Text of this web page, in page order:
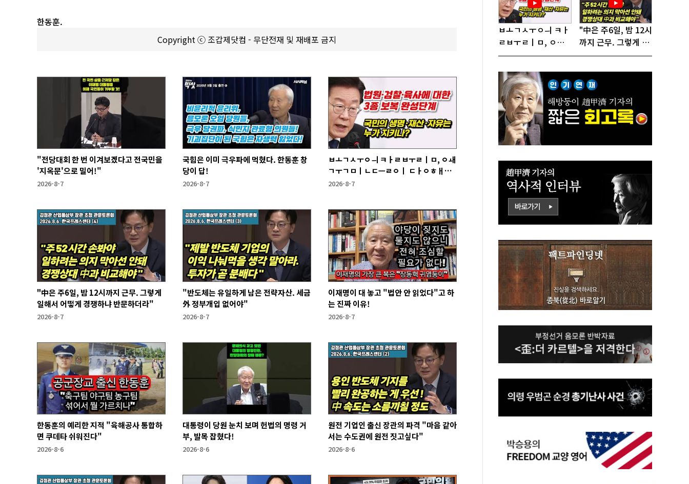
한동훈.
Copyright ⓒ 조갑제닷컴 - 무단전재 및 재배포 금지
"전당대회 한 번 이겨보겠다고 전국민을
'지옥문'으로 밀어!"
2026-8-7
국힘은 이미 극우파에 먹혔다. 한동훈 창
당이 답!
2026-8-7
ㅂㅗㄱㅅㅜㅇㅢ ㅋㅏㄹㅂㅜㄹㅣㅁ, ㅇㅙ
ㄱㅜㄱㅁㅣㄴㄷㅡㄹㅇㅣ ㄷㅏㅇㅎㅐㅇ
ㅑ ㅎㅏㄴㅏ?
2026-8-7
"中은 주6일, 밤 12시까지 근무. 그렇게
일해서 어떻게 경쟁하냐 반문하더라"
2026-8-7
"반도체는 유일하게 남은 전략자산. 세금
外 정부개입 없어야"
2026-8-7
이재명이 대 놓고 "법안 안 읽었다"고 하
는 진짜 이유!
2026-8-7
한동훈의 예리한 지적 "육해공사 통합하
면 쿠데타 쉬워진다"
2026-8-6
대통령이 당원 눈치 보며 헌법의 명령 거
부, 발목 잡혔다!
2026-8-6
원전 기업인 출신 장관의 파격 "마음 같아
서는 수도권에 원전 짓고싶다"
2026-8-6
ㅂㅗㄱㅅㅜㅇㅢ ㅋㅏ
ㄹㅂㅜㄹㅣㅁ, ㅇㅙ
ㄱㅜㄱㅁㅣㄴㄷㅡㄹ
ㅎㅏㄴㅏ?
"中은 주6일, 밤 12시
까지 근무. 그렇게 일
해서 어떻게 경쟁하